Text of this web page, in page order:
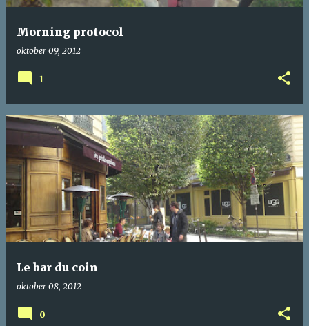
Morning protocol
oktober 09, 2012
1
Le bar du coin
oktober 08, 2012
0